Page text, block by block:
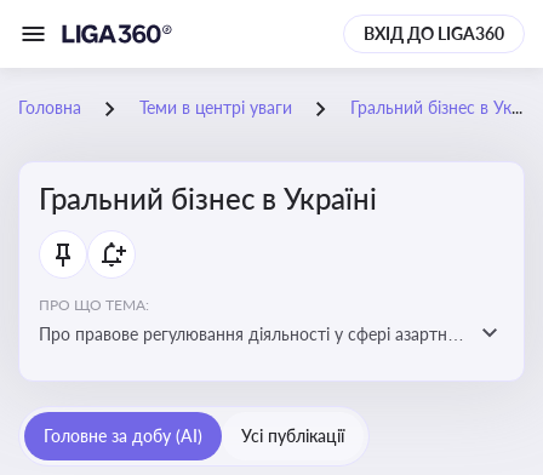
ВХІД ДО LIGA360
Головна Теми в центрі уваги Гральний бізнес в Україні
Гральний бізнес в Україні
ПРО ЩО ТЕМА:
Про правове регулювання діяльності у сфері азартних
реальні кейси
Головне за добу (AI) Усі публікації